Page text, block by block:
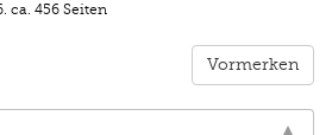
. ca. 456 Seiten
Vormerken